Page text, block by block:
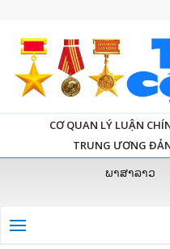
CƠ QUAN LÝ LUẬN
TRUNG ƯƠNG
ພາສາລາວ